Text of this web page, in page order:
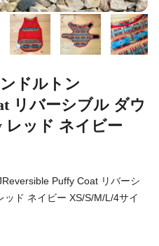
ドルトン
リバーシブル ダウ
レッド ネイビー
Puffy Coat リバーシ
ド ネイビー XS/S/M/L/4サイ